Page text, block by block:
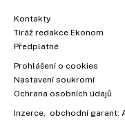
Kontakty
Tiráž redakce Ekonom
Předplatné
Prohlášení o cookies
Nastavení soukromí
Ochrana osobních údajů
Inzerce , obchodní garant: